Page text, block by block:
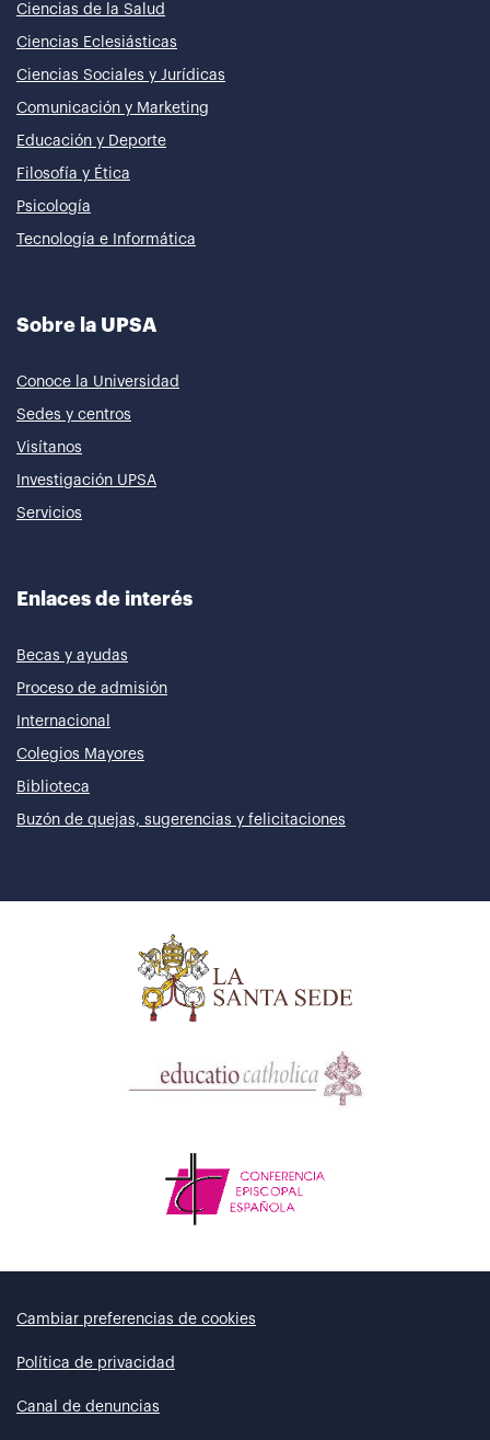
Ciencias de la Salud
Ciencias Eclesiásticas
Ciencias Sociales y Jurídicas
Comunicación y Marketing
Educación y Deporte
Filosofía y Ética
Psicología
Tecnología e Informática
Sobre la UPSA
Conoce la Universidad
Sedes y centros
Visítanos
Investigación UPSA
Servicios
Enlaces de interés
Becas y ayudas
Proceso de admisión
Internacional
Colegios Mayores
Biblioteca
Buzón de quejas, sugerencias y felicitaciones
Cambiar preferencias de cookies
Política de privacidad
Canal de denuncias